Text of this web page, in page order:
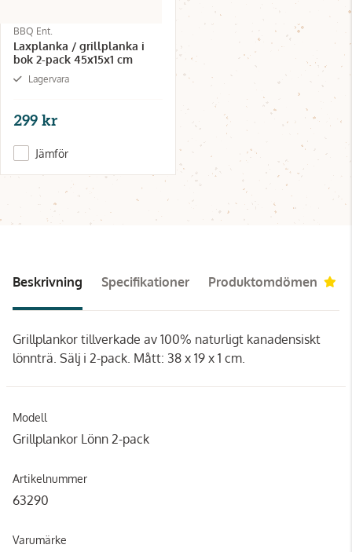
BBQ Ent.
Laxplanka / grillplanka i
bok 2-pack 45x15x1 cm
Lagervara
299 kr
Jämför
Beskrivning Specifikationer Produktomdömen
Grillplankor tillverkade av 100% naturligt kanadensiskt
lönnträ. Sälj i 2-pack. Mått: 38 x 19 x 1 cm.
Modell
Grillplankor Lönn 2-pack
Artikelnummer
63290
Varumärke